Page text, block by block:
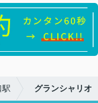
駅 グランシャリオ